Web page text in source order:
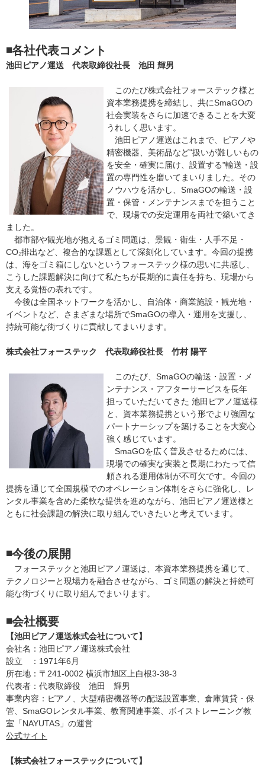
◾️各社代表コメント
池田ピアノ運送 代表取締役社長 池田 輝男
このたび株式会社フォーステック様と
資本業務提携を締結し、共にSmaGOの
社会実装をさらに加速できることを大変
うれしく思います。
池田ピアノ運送はこれまで、ピアノや
精密機器、美術品など"扱いが難しいもの
を安全・確実に届け、設置する"輸送・設
置の専門性を磨いてまいりました。その
ノウハウを活かし、SmaGOの輸送・設
置・保管・メンテナンスまでを担うこと
で、現場での安定運用を両社で築いてき
ました。
都市部や観光地が抱えるゴミ問題は、景観・衛生・人手不足・
CO₂排出など、複合的な課題として深刻化しています。今回の提携
は、海をゴミ箱にしないというフォーステック様の思いに共感し、
こうした課題解決に向けて私たちが長期的に責任を持ち、現場から
支える覚悟の表れです。
今後は全国ネットワークを活かし、自治体・商業施設・観光地・
イベントなど、さまざまな場所でSmaGOの導入・運用を支援し、
持続可能な街づくりに貢献してまいります。
株式会社フォーステック 代表取締役社長 竹村 陽平
このたび、SmaGOの輸送・設置・メ
ンテナンス・アフターサービスを長年
担っていただいてきた 池田ピアノ運送様
と、資本業務提携という形でより強固な
パートナーシップを築けることを大変心
強く感じています。
SmaGOを広く普及させるためには、
現場での確実な実装と長期にわたって信
頼される運用体制が不可欠です。今回の
提携を通じて全国規模でのオペレーション体制をさらに強化し、レ
ンタル事業を含めた柔軟な提供を進めながら、池田ピアノ運送様と
ともに社会課題の解決に取り組んでいきたいと考えています。
◾️今後の展開
フォーステックと池田ピアノ運送は、本資本業務提携を通じて、
テクノロジーと現場力を融合させながら、ゴミ問題の解決と持続可
能な街づくりに取り組んでまいります。
◾️会社概要
【池田ピアノ運送株式会社について】
会社名：池田ピアノ運送株式会社
設立 ：1971年6月
所在地：〒241-0002 横浜市旭区上白根3-38-3
代表者：代表取締役 池田 輝男
事業内容：ピアノ、大型精密機器等の配送設置事業、倉庫賃貸・保
管、SmaGOレンタル事業、教育関連事業、ボイストレーニング教
室「NAYUTAS」の運営
公式サイト
【株式会社フォーステックについて】